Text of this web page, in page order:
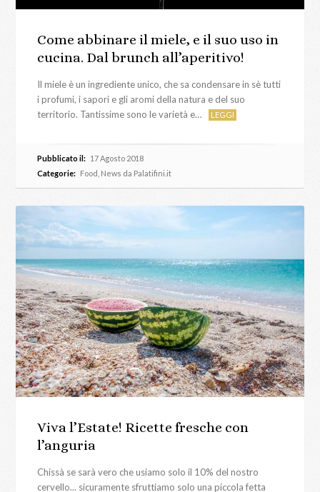
Come abbinare il miele, e il suo uso in
cucina. Dal brunch all’aperitivo!
Il miele è un ingrediente unico, che sa condensare in sè tutti
i profumi, i sapori e gli aromi della natura e del suo
territorio. Tantissime sono le varietà e…
LEGGI
Pubblicato il: 17 Agosto 2018
Categorie: Food News da Palatifini.it
Viva l’Estate! Ricette fresche con
l’anguria
Chissà se sarà vero che usiamo solo il 10% del nostro
cervello... sicuramente sfruttiamo solo una piccola fetta